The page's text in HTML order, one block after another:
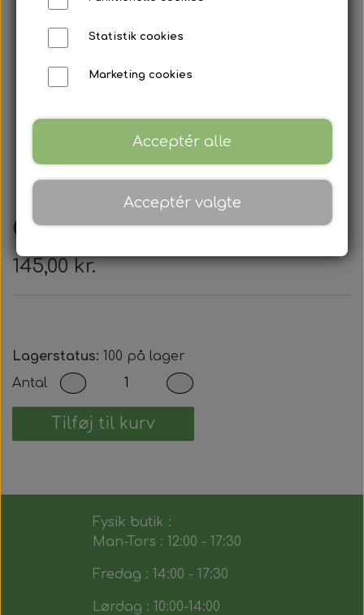
Citröen - Nøglehus
145,00 kr.
Lagerstatus: 100 på lager
Antal
Tilføj til kurv
Fysik butik :
Man-Tors : 12:00 - 17:30
Fredag : 14:00 - 17:30
Lørdag : 10:00-14:00
Statistik cookies
Marketing cookies
Acceptér alle
Acceptér valgte